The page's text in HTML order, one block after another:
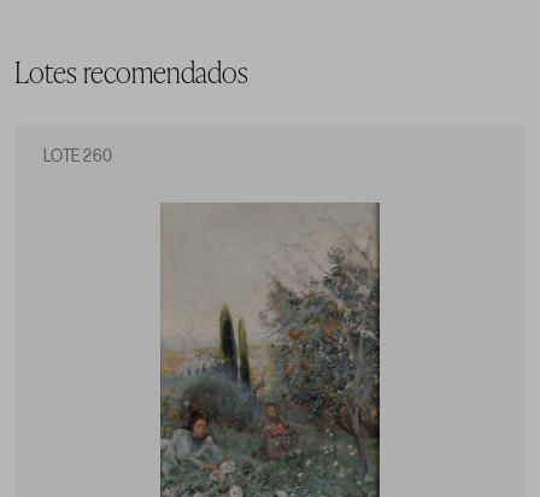
Lotes recomendados
LOTE 260